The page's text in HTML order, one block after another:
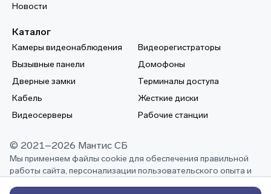
Новости
Каталог
Камеры видеонаблюдения
Видеорегистраторы
Вызывные панели
Домофоны
Дверные замки
Терминалы доступа
Кабель
Жесткие диски
Видеосерверы
Рабочие станции
© 2021–2026 Мантис СБ
Мы применяем файлы cookie для обеспечения правильной
работы сайта, персонализации пользовательского опыта и